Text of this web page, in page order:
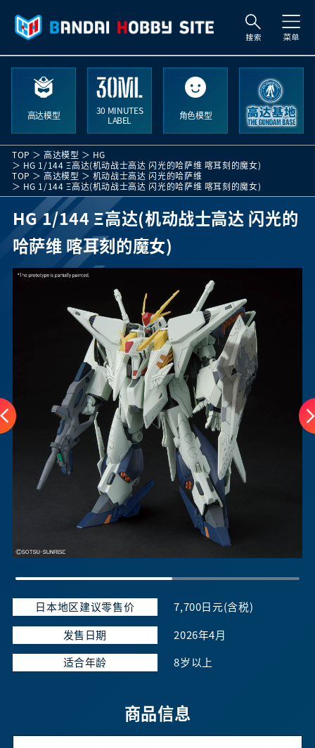
高达模型
30 MINUTES
LABEL
角色模型
TOP 高达模型
HG
HG 1/144 Ξ高达(机动战士高达 闪光的哈萨维 喀耳刻的魔女)
TOP
高达模型
机动战士高达 闪光的哈萨维
HG 1/144 Ξ高达(机动战士高达 闪光的哈萨维 喀耳刻的魔女)
HG 1/144 Ξ高达(机动战士高达 闪光的
哈萨维 喀耳刻的魔女)
日本地区建议零售价 7,700日元(含税)
发售日期 2026年4月
适合年龄 8岁以上
商品信息